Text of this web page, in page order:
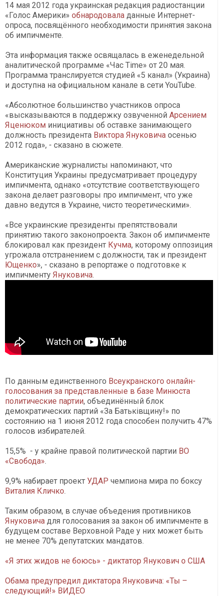
14 мая 2012 года украинская редакция радиостанции
«Голос Америки» обнародовала данные Интернет-
опроса, посвящённого необходимости принятия закона
об импичменте.
Эта информация также освящалась в еженедельной
аналитической программе «Час Time» от 20 мая.
Программа транслируется студией «5 канал» (Украина)
и доступна на официальном канале в сети YouTube.
«Абсолютное большинство участников опроса
«высказываются в поддержку озвученной Арсением
Яценюком инициативы об оставке занимающего
должность президента Виктора Януковича осенью
2012 года», - сказано в сюжете.
Американские журналисты напоминают, что
Конституция Украины предусматривает процедуру
импичмента, однако «отсутствие соответствующего
закона делает разговоры про импичмент, что уже
давно ведутся в Украине, чисто теоретическими».
«Все украинские президенты препятствовали
принятию такого законопроекта. Закон об импичменте
блокировал как президент Кучма, которому оппозиция
угрожала отстранением с должности, так и президент
Ющенко», - сказано в репортаже о подготовке к
импичменту Януковича.
По данным единственного Всеукранского онлайн-
голосования за представленные в базе Минюста
политические партии, объединённый блок
демократических партий «За Батьківщину!» по
состоянию на 1 июня 2012 года способен получить 47%
голосов избирателей.
15,5% - у крайне правой политической партии ВО
«Свобода».
9,9% набирает проект УДАР чемпиона мира по боксу
Виталия Кличко.
Таким образом, в случае объедения противников
Януковича для голосования за закон об импичменте в
будущем составе Верховной Раде у них может быть
не менее 70% депутатских мандатов.
«Я этих жидов не боюсь» - диктатор Янукович о США
Обама предупредил диктатора Януковича: «Ты –
следующий!» ВИДЕО